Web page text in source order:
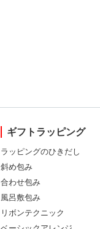
ギフトラッピング
ラッピングのひきだし
斜め包み
合わせ包み
風呂敷包み
リボンテクニック